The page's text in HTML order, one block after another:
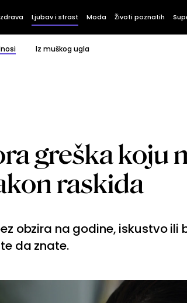
Ljubav i strast Moda Životi poznatih
Iz muškog ugla
greška koju
raskida
obzira na godine, iskustvo ili
da znate.